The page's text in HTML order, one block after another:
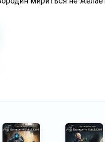
оба раза рука хватала